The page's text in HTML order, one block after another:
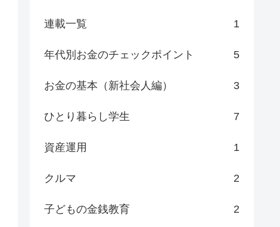
連載一覧 1
年代別お金のチェックポイント 5
お金の基本（新社会人編） 3
ひとり暮らし学生 7
資産運用 1
クルマ 2
子どもの金銭教育 2